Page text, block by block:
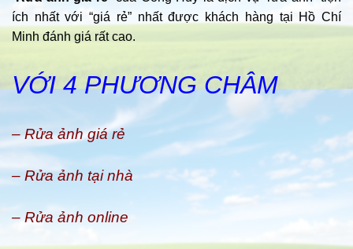
ích nhất với “giá rẻ” nhất được khách hàng tại Hồ Chí
Minh đánh giá rất cao.
VỚI 4 PHƯƠNG CHÂM
– Rửa ảnh giá rẻ
– Rửa ảnh tại nhà
– Rửa ảnh online